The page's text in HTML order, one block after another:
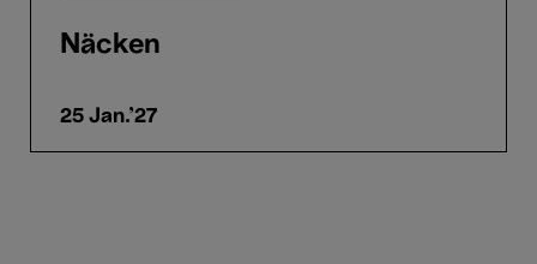
Näcken
25 Jan.'27